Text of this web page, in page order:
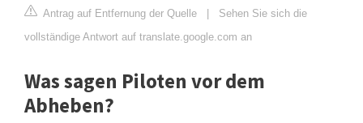
Antrag auf Entfernung der Quelle | Sehen Sie sich die
vollständige Antwort auf translate.google.com an
Was sagen Piloten vor dem
Abheben?